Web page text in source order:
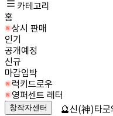
카테고리
홈
상시 판매
인기
공개예정
신규
마감임박
럭키드로우
영퍼센트 레터
창작자센터 🔮신(神)타로